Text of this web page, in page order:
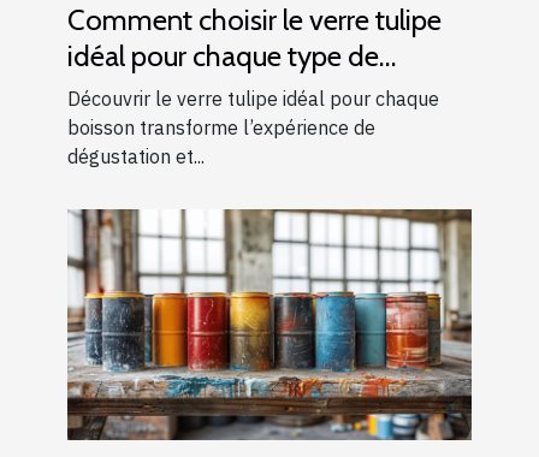
Comment choisir le verre tulipe
idéal pour chaque type de
boisson ?
Découvrir le verre tulipe idéal pour chaque
boisson transforme l’expérience de
dégustation et...